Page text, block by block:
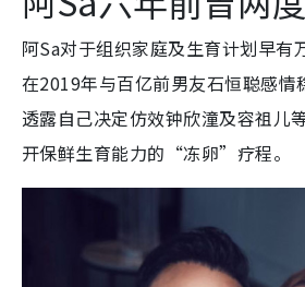
阿Sa对于组织家庭及生育计划早有
在2019年与百亿前男友石恒聪感情
透露自己决定仿效钟欣潼及容祖儿
开保鲜生育能力的“冻卵”疗程。